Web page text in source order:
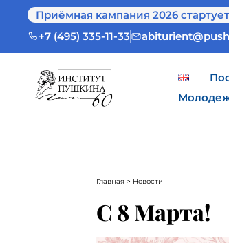
Приёмная кампания 2026
+7 (495) 335-11-33
Главная > Новости
С 8 Марта!